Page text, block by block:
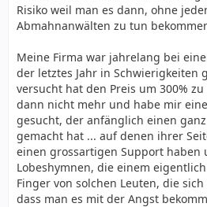
Risiko weil man es dann, ohne
Abmahnanwälten zu tun
Meine Firma war jahrelang bei
der letztes Jahr in Schwierigkeiten
versucht hat den Preis um 300%
dann nicht mehr und habe mir
gesucht, der anfänglich einen
gemacht hat ... auf denen ihrer
einen grossartigen Support haben
Lobeshymnen, die einem
Finger von solchen Leuten, die
dass man es mit der Angst